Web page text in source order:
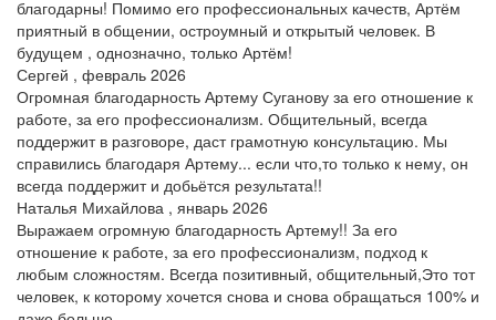
благодарны! Помимо его профессиональных качеств, Артём
приятный в общении, остроумный и открытый человек. В
будущем , однозначно, только Артём!
Сергей , февраль 2026
Огромная благодарность Артему Суганову за его отношение к
работе, за его профессионализм. Общительный, всегда
поддержит в разговоре, даст грамотную консультацию. Мы
справились благодаря Артему... если что,то только к нему, он
всегда поддержит и добьётся результата!!
Наталья Михайлова , январь 2026
Выражаем огромную благодарность Артему!! За его
отношение к работе, за его профессионализм, подход к
любым сложностям. Всегда позитивный, общительный,Это тот
человек, к которому хочется снова и снова обращаться 100% и